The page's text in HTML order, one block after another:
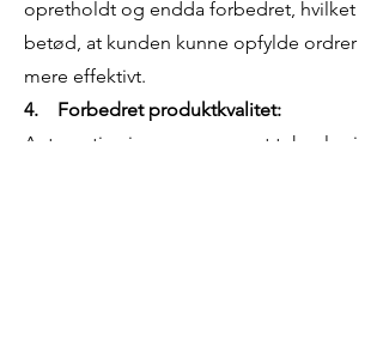
opretholdt og endda forbedret, hvilket
betød, at kunden kunne opfylde ordrer
mere effektivt.
4. Forbedret produktkvalitet:
Automatisering og avanceret teknologi